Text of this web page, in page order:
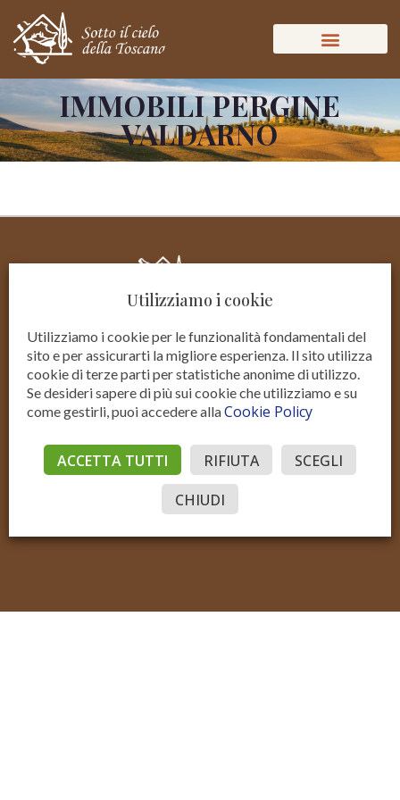
IMMOBILI PERGINE
VALDARNO
Residenziale VenditaResidenziale AffittoCommerciale Vendita
Commerciale Affitto
© Sotto il Cielo della Toscana
Utilizziamo i cookie
Utilizziamo i cookie per le funzionalità fondamentali del
sito e per assicurarti la migliore esperienza. Il sito utilizza
cookie di terze parti per statistiche anonime di utilizzo.
Se desideri sapere di più sui cookie che utilizziamo e su
come gestirli, puoi accedere allaCookie Policy
ACCETTA TUTTI RIFIUTA
SCEGLI
CHIUDI